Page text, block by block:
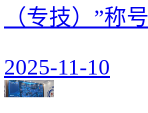
（专技）”称号
2025-11-10